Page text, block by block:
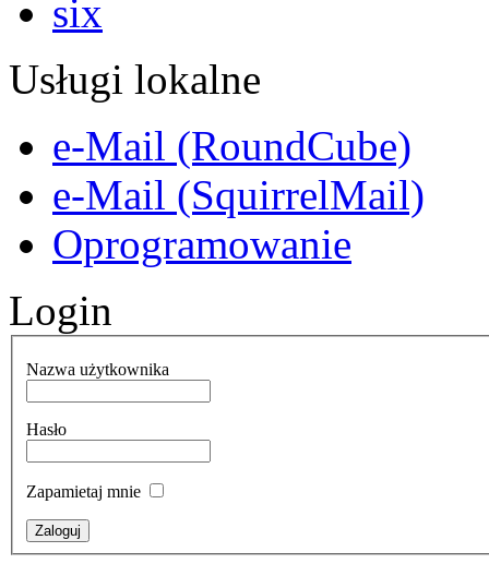
Usługi lokalne
e-Mail (RoundCube)
e-Mail (SquirrelMail)
Oprogramowanie
Login
Nazwa użytkownika
Hasło
Zapamietaj mnie